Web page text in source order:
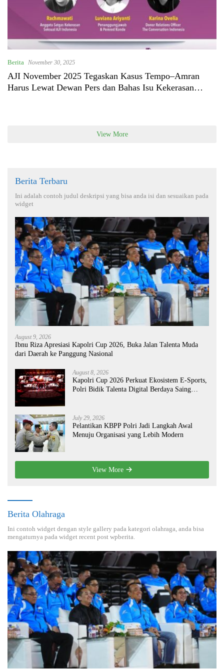
Berita November 30, 2025
AJI November 2025 Tegaskan Kasus Tempo–Amran
Harus Lewat Dewan Pers dan Bahas Isu Kekerasan
View More
Berita Terbaru
Ini adalah contoh judul deskripsi yang bisa anda isi dan sesuaikan pada
widget
August 9, 2026
Ibnu Riza Apresiasi Kapolri Cup 2026, Buka Jalan Talenta Muda
dari Daerah ke Panggung Nasional
August 8, 2026
Kapolri Cup 2026 Perkuat Ekosistem E-Sports,
Polri Bidik Talenta Digital Berdaya Saing
July 29, 2026
Pelantikan KBPP Polri Jadi Langkah Awal
Menuju Organisasi yang Lebih Modern
View More
Berita Olahraga
Ini contoh widget dengan style gallery pada kategori olahraga, anda bisa
mengaturnya pada widget recent post wpberita.